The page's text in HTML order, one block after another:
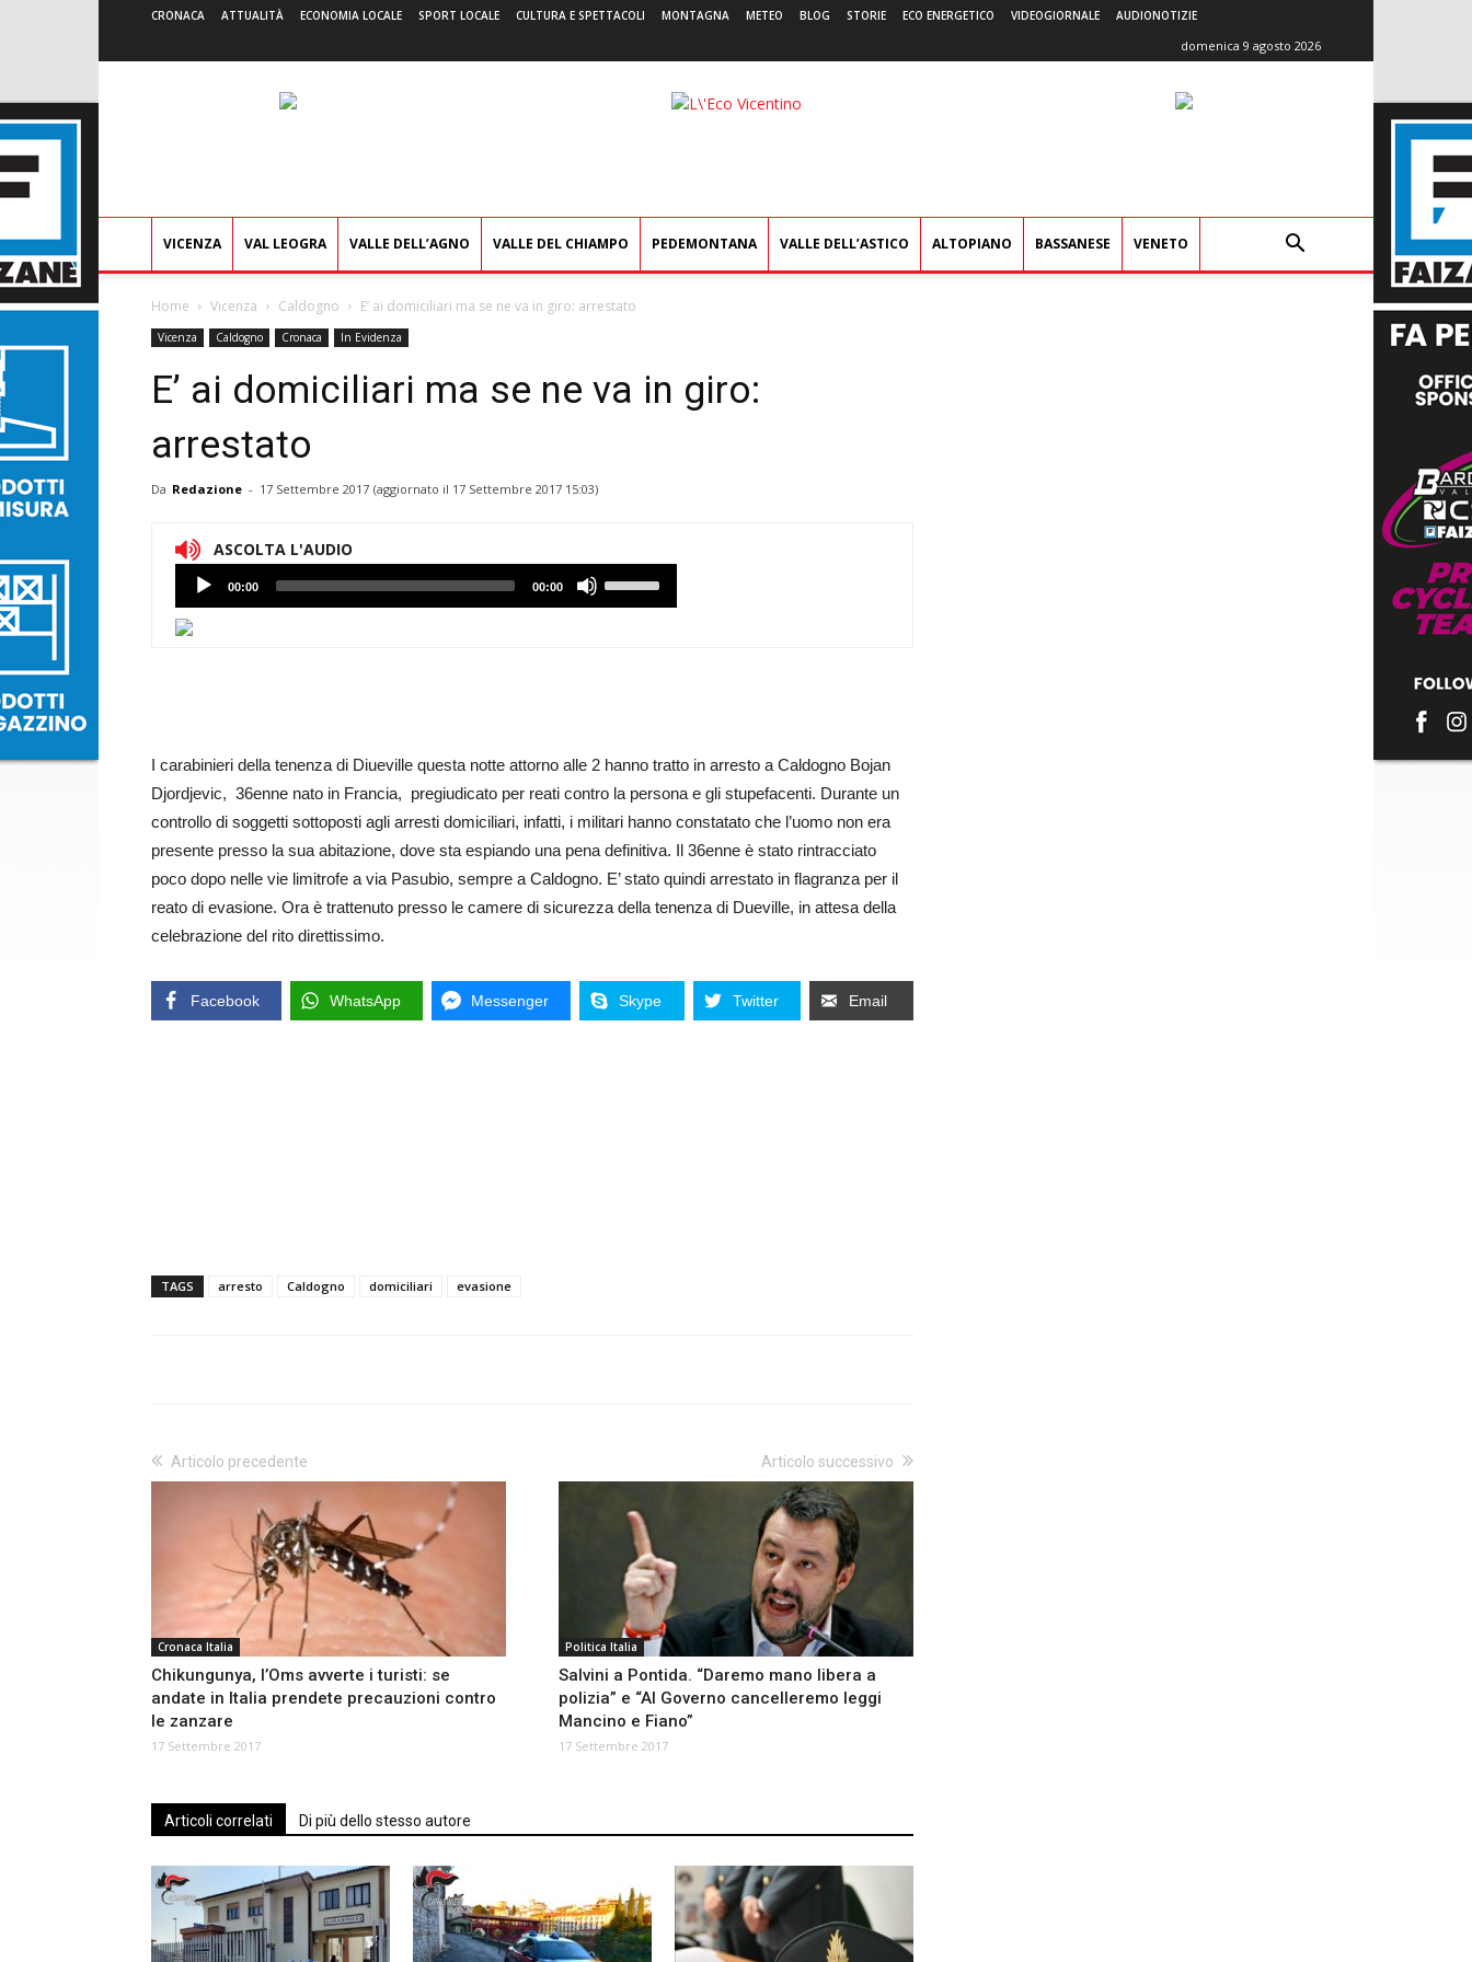
CRONACA ATTUALITÀ ECONOMIA LOCALE SPORT LOCALE CULTURA E SPETTACOLI MONTAGNA METEO BLOG STORIE ECO ENERGETICO VIDEOGIORNALE AUDIONOTIZIE
domenica 9 agosto 2026
L'Eco
VICENZA VAL LEOGRA VALLE DELL’AGNO VALLE DEL CHIAMPO PEDEMONTANA VALLE DELL’ASTICO ALTOPIANO BASSANESE VENETO
Home Vicenza Caldogno E’ ai domiciliari ma se ne va in giro: arrestato
Vicenza Caldogno Cronaca In Evidenza
E’ ai domiciliari ma se ne va in giro:
arrestato
Da Redazione - 17 Settembre 2017 (aggiornato il 17 Settembre 2017 15:03)
ASCOLTA L'AUDIO
Lettore
Audio
00:00 00:00
Utilizzare
i
o
diminuire
il
volume.
I carabinieri della tenenza di Diueville questa notte attorno alle 2 hanno tratto in arresto a Caldogno Bojan
Djordjevic, 36enne nato in Francia, pregiudicato per reati contro la persona e gli stupefacenti. Durante un
controllo di soggetti sottoposti agli arresti domiciliari, infatti, i militari hanno constatato che l’uomo non era
presente presso la sua abitazione, dove sta espiando una pena definitiva. Il 36enne è stato rintracciato
poco dopo nelle vie limitrofe a via Pasubio, sempre a Caldogno. E’ stato quindi arrestato in flagranza per il
reato di evasione. Ora è trattenuto presso le camere di sicurezza della tenenza di Dueville, in attesa della
celebrazione del rito direttissimo.
Facebook WhatsApp Messenger Skype Twitter Email
TAGS arresto Caldogno domiciliari evasione
Articolo precedente
Cronaca Italia
Chikungunya, l’Oms avverte i turisti: se
andate in Italia prendete precauzioni contro
le zanzare
17 Settembre 2017
Articolo successivo
Politica Italia
Salvini a Pontida. “Daremo mano libera a
polizia” e “Al Governo cancelleremo leggi
Mancino e Fiano”
17 Settembre 2017
Articoli correlati Di più dello stesso autore